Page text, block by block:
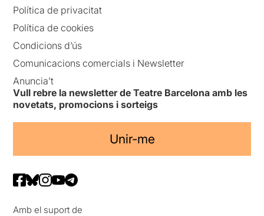
Política de privacitat
Política de cookies
Condicions d’ús
Comunicacions comercials i Newsletter
Anuncia’t
Vull rebre la newsletter de Teatre Barcelona amb les
novetats, promocions i sorteigs
Unir-me
Amb el suport de